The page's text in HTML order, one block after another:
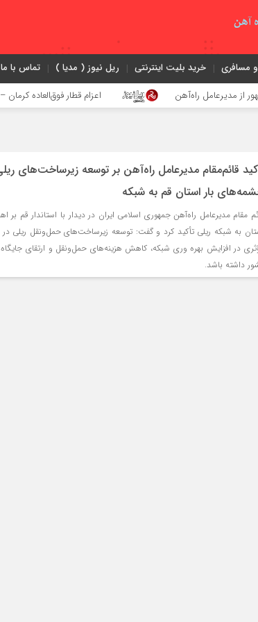
مسافری خرید بلیت اینترنتی ریل نیوز ( مدیا ) تماس با ما
راه‌آهن اعزام قطار فوق‌العاده کرمان – خرمشهر
قائم‌مقام مدیرعامل راه‌آهن بر توسعه زیرساخت‌های
بار استان قم به شبکه
مقام مدیرعامل راه‌آهن جمهوری اسلامی ایران در دیدار با استاندار قم
به شبکه ریلی تأکید کرد و گفت: توسعه زیرساخت‌های حمل‌ونقل ریلی
در افزایش بهره‌ وری شبکه، کاهش هزینه‌های حمل‌ونقل و ارتقای
داشته باشد.